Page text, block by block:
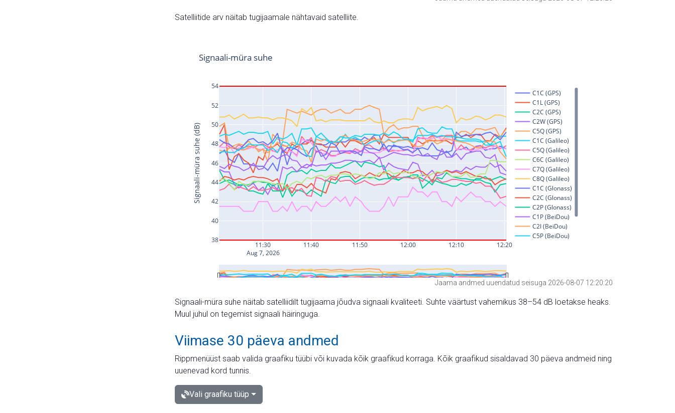
Satelliitide arv näitab tugijaamale nähtavaid satelliite.
Jaama andmed uuendatud seisuga 2026-08-07 12:20:20
Signaali-müra suhe näitab satelliidilt tugijaama jõudva signaali kvaliteeti. Suhte väärtust vahemikus 38–54 dB loetakse heaks.
Muul juhul on tegemist signaali häiringuga.
Viimase 30 päeva andmed
Rippmenüüst saab valida graafiku tüübi või kuvada kõik graafikud korraga. Kõik graafikud sisaldavad 30 päeva andmeid ning
uuenevad kord tunnis.
Vali graafiku tüüp